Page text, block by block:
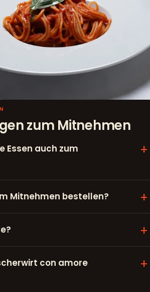
zum Mitnehmen
Essen auch zum
Mitnehmen bestellen?
con amore